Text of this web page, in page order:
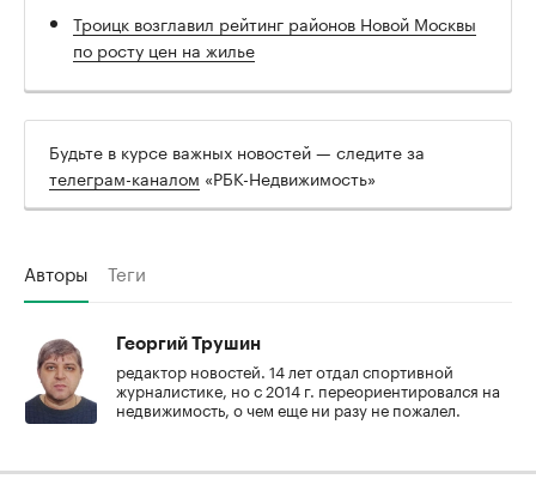
Троицк возглавил рейтинг районов Новой Москвы
по росту цен на жилье
Будьте в курсе важных новостей — следите за
телеграм-каналом «РБК-Недвижимость»
Авторы Теги
Георгий Трушин
редактор новостей. 14 лет отдал спортивной
журналистике, но с 2014 г. переориентировался на
недвижимость, о чем еще ни разу не пожалел.